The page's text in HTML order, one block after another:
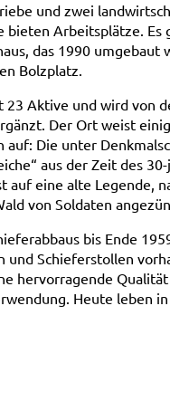
und zwei
bieten Arbeitsplätze. Es
das 1990 umgebaut
Bolzplatz.
23 Aktive und wird von
Der Ort weist
auf: Die unter
aus der Zeit des
auf eine alte Legende,
von Soldaten
bis Ende
und Schieferstollen
hervorragende
Heute leben